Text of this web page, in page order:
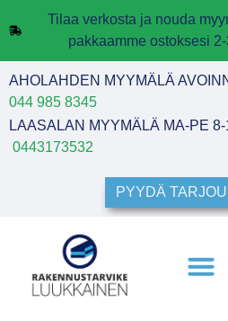
Tilaa verkosta ja nouda
pakkaamme ostoksesi
AHOLAHDEN MYYMÄLÄ
044 985 8345
LAASALAN MYYMÄLÄ MA-PE
0443173532
PYYDÄ